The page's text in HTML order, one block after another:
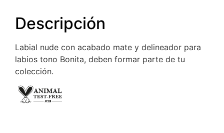
Descripción
Labial nude con acabado mate y delineador para
labios tono Bonita, deben formar parte de tu
colección.